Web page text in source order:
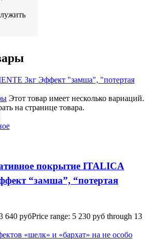
Этот товар имеет несколько вариаций.
на странице товара.
покрытие ITALICA
“замша”, “потертая
640 рубPrice range: 5 230 руб through 13